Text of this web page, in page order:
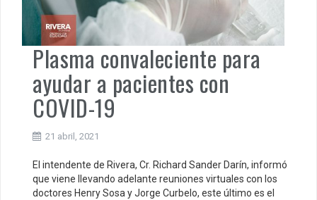
Plasma convaleciente para
ayudar a pacientes con
COVID-19
21 abril, 2021
El intendente de Rivera, Cr. Richard Sander Darín, informó
que viene llevando adelante reuniones virtuales con los
doctores Henry Sosa y Jorge Curbelo, este último es el